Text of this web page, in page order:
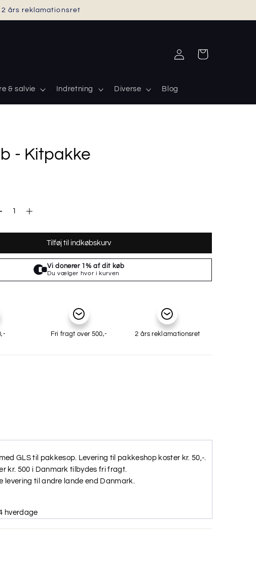
2 års reklamationsret
& salvie Indretning Diverse Blog
Log
ind
Indkøbskurv
- Kitpakke
Tilføj til indkøbskurv
Fri fragt over 500,- 2 års reklamationsret
GLS til pakkesop. Levering til pakkeshop koster kr. 50,-.
kr. 500 i Danmark tilbydes fri fragt.
levering til andre lande end Danmark.
hverdage